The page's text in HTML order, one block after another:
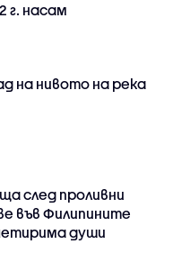
г. насам
на нивото на река
след проливни
във Филипините
души